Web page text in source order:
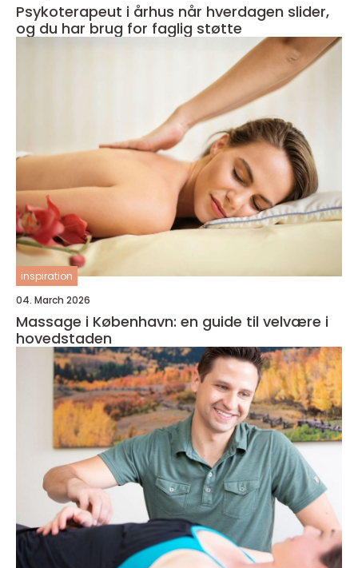
Psykoterapeut i århus når hverdagen slider,
og du har brug for faglig støtte
inspiration
04. March 2026
Massage i København: en guide til velvære i
hovedstaden